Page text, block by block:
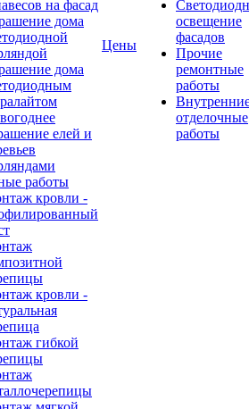
на фасад
дома
дома
елей и
работы
кровли -
кровли -
гибкой
Цены
освещение
фасадов
Прочие
ремонтные
работы
отделочные
работы